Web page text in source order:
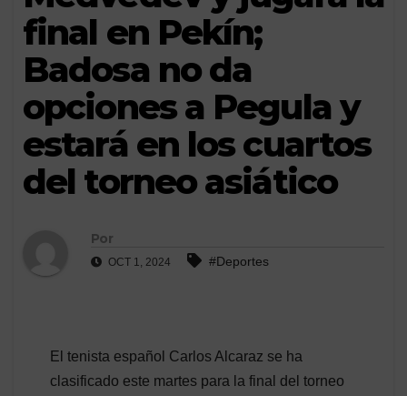
final en Pekín;
Badosa no da
opciones a Pegula y
estará en los cuartos
del torneo asiático
Por
OCT 1, 2024 #Deportes
El tenista español Carlos Alcaraz se ha
clasificado este martes para la final del torneo